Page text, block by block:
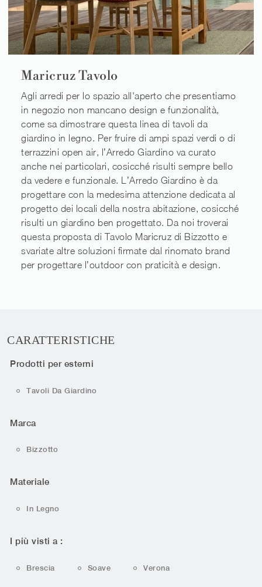
Maricruz Tavolo
Agli arredi per lo spazio all'aperto che presentiamo
in negozio non mancano design e funzionalità,
come sa dimostrare questa linea di tavoli da
giardino in legno. Per fruire di ampi spazi verdi o di
terrazzini open air, l’Arredo Giardino va curato
anche nei particolari, cosicché risulti sempre bello
da vedere e funzionale. L’Arredo Giardino è da
progettare con la medesima attenzione dedicata al
progetto dei locali della nostra abitazione, cosicché
risulti un giardino ben progettato. Da noi troverai
questa proposta di Tavolo Maricruz di Bizzotto e
svariate altre soluzioni firmate dal rinomato brand
per progettare l’outdoor con praticità e design.
CARATTERISTICHE
Prodotti per esterni
Tavoli Da Giardino
Marca
Bizzotto
Materiale
In Legno
I più visti a :
Brescia Soave Verona